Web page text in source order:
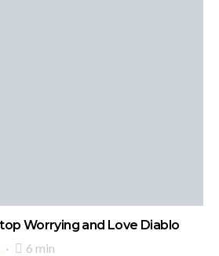
Worrying and Love Diablo
6 min